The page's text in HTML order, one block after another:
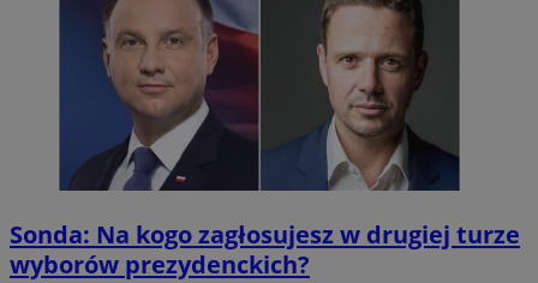
Sonda: Na kogo zagłosujesz w drugiej turze
wyborów prezydenckich?